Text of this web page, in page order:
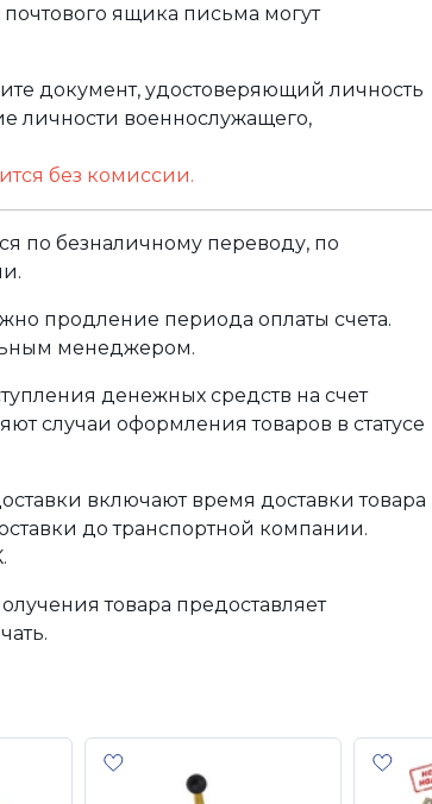
ящика письма могут
документ, удостоверяющий личность
личности военнослужащего,
без комиссии.
по безналичному переводу, по
продление периода оплаты счета.
менеджером.
денежных средств на счет
случаи оформления товаров в статусе
включают время доставки товара
до транспортной компании.
товара предоставляет